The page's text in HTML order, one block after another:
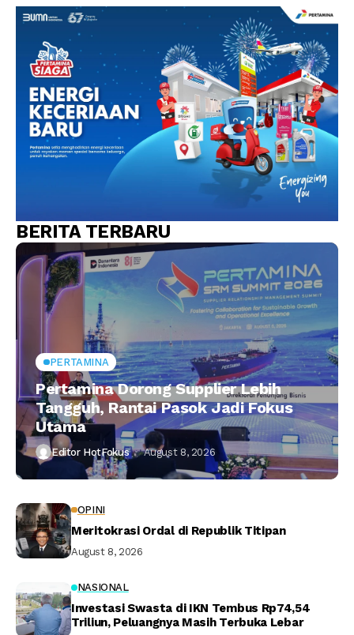
BERITA TERBARU
PERTAMINA
Pertamina Dorong Supplier Lebih
Tangguh, Rantai Pasok Jadi Fokus
Utama
Editor HotFokus August 8, 2026
OPINI
Meritokrasi Ordal di Republik Titipan
August 8, 2026
NASIONAL
Investasi Swasta di IKN Tembus Rp74,54
Triliun, Peluangnya Masih Terbuka Lebar